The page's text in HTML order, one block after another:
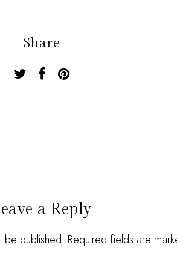
Share
a Reply
be published. Required fields are